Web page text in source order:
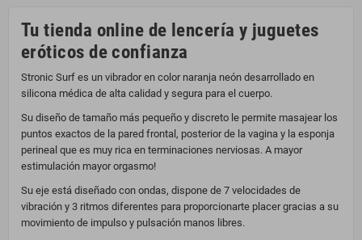
Tu tienda online de lencería y juguetes
eróticos de confianza
Stronic Surf es un vibrador en color naranja neón desarrollado en
silicona médica de alta calidad y segura para el cuerpo.
Su diseño de tamaño más pequeño y discreto le permite masajear los
puntos exactos de la pared frontal, posterior de la vagina y la esponja
perineal que es muy rica en terminaciones nerviosas. A mayor
estimulación mayor orgasmo!
Su eje está diseñado con ondas, dispone de 7 velocidades de
vibración y 3 ritmos diferentes para proporcionarte placer gracias a su
movimiento de impulso y pulsación manos libres.